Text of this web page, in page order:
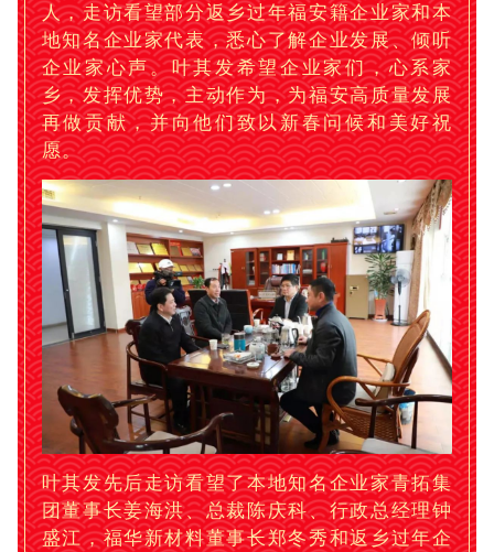
人，走访看望部分返乡过年福安籍企业家和本
地知名企业家代表，悉心了解企业发展、倾听
企业家心声。叶其发希望企业家们，心系家
乡，发挥优势，主动作为，为福安高质量发展
再做贡献，并向他们致以新春问候和美好祝
愿。
叶其发先后走访看望了本地知名企业家青拓集
团董事长姜海洪、总裁陈庆科、行政总经理钟
盛江，福华新材料董事长郑冬秀和返乡过年企